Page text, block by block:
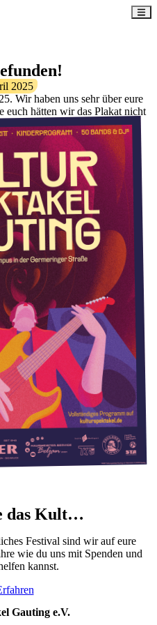
2025
Wir haben uns sehr über eure
euch hätten wir das Plakat nicht
das Kult…
Festival sind wir auf eure
wie du uns mit Spenden und
kannst.
Gauting e.V.